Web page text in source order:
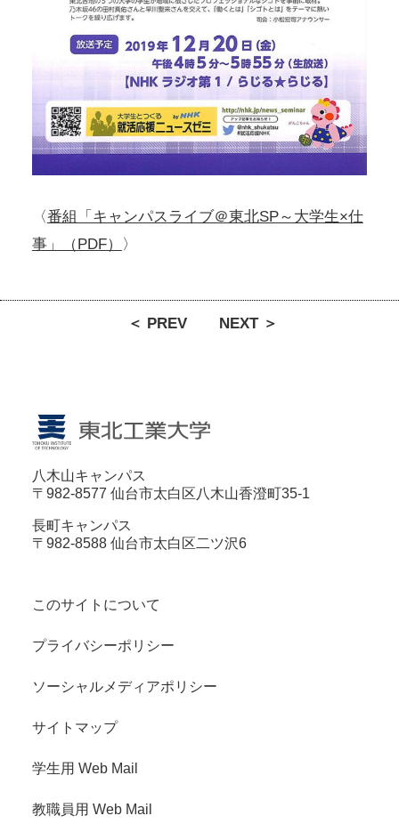
〈番組「キャンパスライブ＠東北SP～大学生×仕
事」（PDF）
〉
＜ PREV NEXT ＞
八木山キャンパス
〒982-8577 仙台市太白区八木山香澄町35-1
長町キャンパス
〒982-8588 仙台市太白区二ツ沢6
このサイトについて
プライバシーポリシー
ソーシャルメディアポリシー
サイトマップ
学生用 Web Mail
教職員用 Web Mail